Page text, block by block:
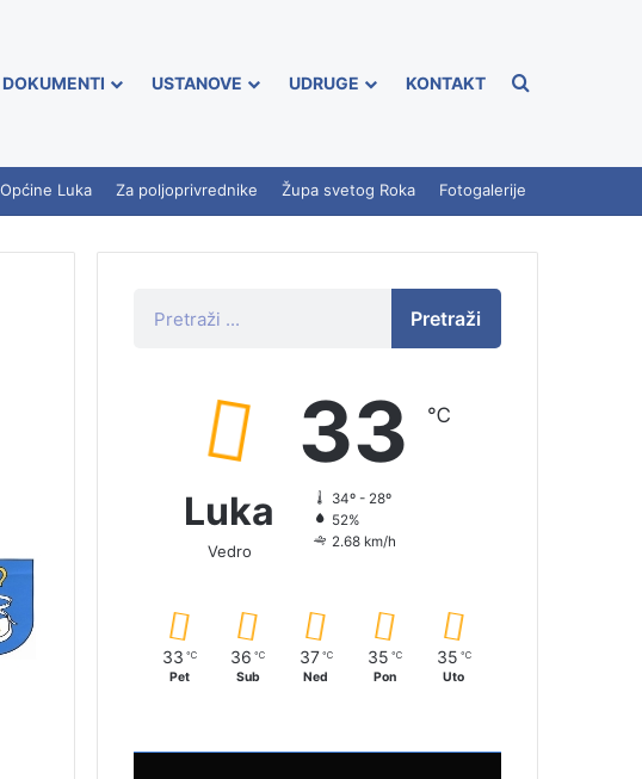
DOKUMENTI USTANOVE UDRUGE KONTAKT
Luka Za poljoprivrednike Župa svetog Roka Fotogalerije
Pretraži
Luka
Vedro
33 ℃
34º - 28º
52%
2.68 km/h
33 ℃
Pet
36 ℃
Sub
37 ℃
Ned
35 ℃
Pon
35 ℃
Uto